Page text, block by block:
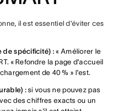
il est essentiel d'éviter ces
de spécificité) :« Améliorer le
« Refondre la page d'accueil
de 40 % » l'est.
:si vous ne pouvez pas
des chiffres exacts ou un